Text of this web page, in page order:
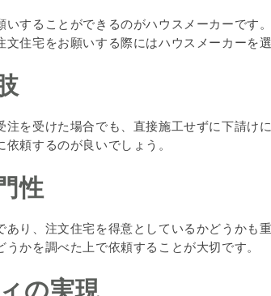
いすることができるのがハウスメーカーです
住宅をお願いする際にはハウスメーカーを
注を受けた場合でも、直接施工せずに下請け
頼するのが良いでしょう。
性
あり、注文住宅を得意としているかどうかも
かを調べた上で依頼することが大切です。
の実現